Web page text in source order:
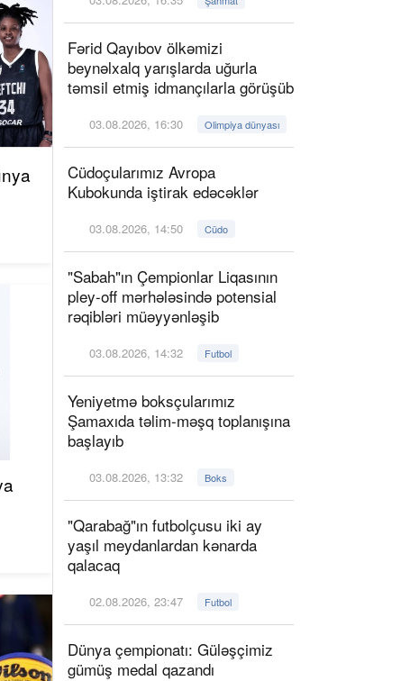
Fərid Qayıbov ölkəmizi
beynəlxalq yarışlarda uğurla
təmsil etmiş idmançılarla görüşüb
03.08.2026, 16:30 Olimpiya dünyası
Cüdoçularımız Avropa
Kubokunda iştirak edəcəklər
03.08.2026, 14:50 Cüdo
"Sabah"ın Çempionlar Liqasının
pley-off mərhələsində potensial
rəqibləri müəyyənləşib
03.08.2026, 14:32 Futbol
Yeniyetmə boksçularımız
Şamaxıda təlim-məşq toplanışına
başlayıb
03.08.2026, 13:32 Boks
"Qarabağ"ın futbolçusu iki ay
yaşıl meydanlardan kənarda
qalacaq
02.08.2026, 23:47 Futbol
Dünya çempionatı: Güləşçimiz
gümüş medal qazandı